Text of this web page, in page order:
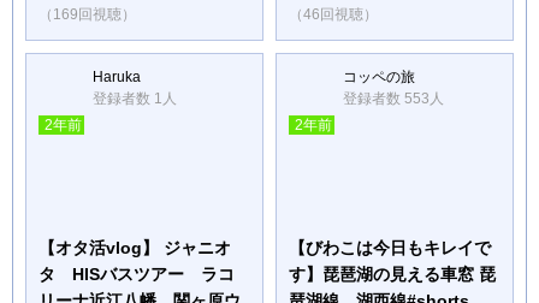
（169回視聴） （46回視聴）
Haruka
登録者数 1人
2年前
【オタ活vlog】 ジャニオ
タ HISバスツアー ラコ
コッペの旅
登録者数 553人
2年前
【びわこは今日もキレイで
す】琵琶湖の見える車窓 琵